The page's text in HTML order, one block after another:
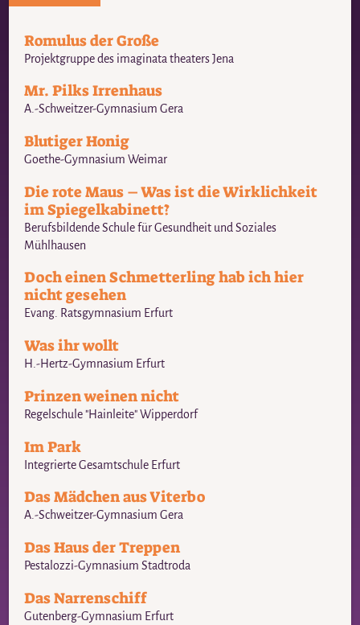
Romulus der Große
Projektgruppe des imaginata theaters Jena
Mr. Pilks Irrenhaus
A.-Schweitzer-Gymnasium Gera
Blutiger Honig
Goethe-Gymnasium Weimar
Die rote Maus – Was ist die Wirklichkeit
im Spiegelkabinett?
Berufsbildende Schule für Gesundheit und Soziales
Mühlhausen
Doch einen Schmetterling hab ich hier
nicht gesehen
Evang. Ratsgymnasium Erfurt
Was ihr wollt
H.-Hertz-Gymnasium Erfurt
Prinzen weinen nicht
Regelschule "Hainleite" Wipperdorf
Im Park
Integrierte Gesamtschule Erfurt
Das Mädchen aus Viterbo
A.-Schweitzer-Gymnasium Gera
Das Haus der Treppen
Pestalozzi-Gymnasium Stadtroda
Das Narrenschiff
Gutenberg-Gymnasium Erfurt